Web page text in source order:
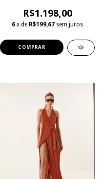
R$1.198,00
6 x de R$199,67 sem juros
COMPRAR